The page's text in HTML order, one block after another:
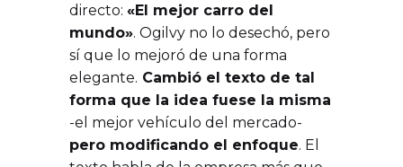
directo:«El mejor carro del
mundo». Ogilvy no lo desechó, pero
sí que lo mejoró de una forma
elegante. Cambió el texto de tal
forma que la idea fuese la misma
-el mejor vehículo del mercado-
pero modificando el enfoque. El